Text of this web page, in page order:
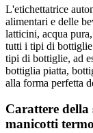
L'etichettatrice
alimentari e delle
latticini, acqua
tutti i tipi di
tipi di bottiglie, ad
bottiglia piatta,
alla forma perfetta
Carattere
manicotti